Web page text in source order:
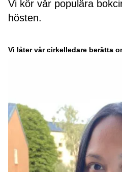
Vi kör vår populära
hösten.
Vi låter vår cirkelledare berätta